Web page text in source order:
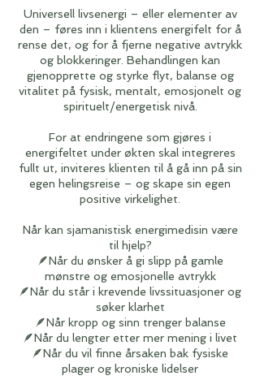
Universell livsenergi – eller elementer av
den – føres inn i klientens energifelt for å
rense det, og for å fjerne negative avtrykk
og blokkeringer. Behandlingen kan
gjenopprette og styrke flyt, balanse og
vitalitet på fysisk, mentalt, emosjonelt og
spirituelt/energetisk nivå.
For at endringene som gjøres i
energifeltet under økten skal integreres
fullt ut, inviteres klienten til å gå inn på sin
egen helingsreise – og skape sin egen
positive virkelighet.
Når kan sjamanistisk energimedisin være
til hjelp?
🪶Når du ønsker å gi slipp på gamle
mønstre og emosjonelle avtrykk
🪶Når du står i krevende livssituasjoner og
søker klarhet
🪶Når kropp og sinn trenger balanse
🪶Når du lengter etter mer mening i livet
🪶Når du vil finne årsaken bak fysiske
plager og kroniske lidelser